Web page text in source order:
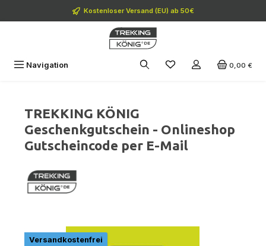
Zum Hauptinhalt springenKostenloser Versand (EU) ab 50€
Navigation 0,00 €
TREKKING KÖNIG
Geschenkgutschein - Onlineshop
Gutscheincode per E-Mail
Bildergalerie überspringen
Versandkostenfrei